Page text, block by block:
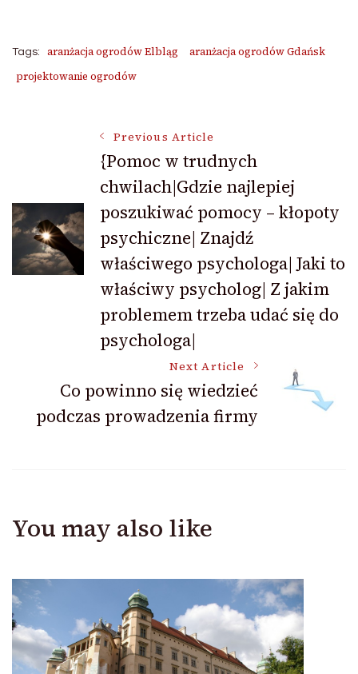
Tags: aranżacja ogrodów Elbląg
aranżacja ogrodów Gdańsk
projektowanie ogrodów
Navigation
Previous Article
{Pomoc w trudnych
chwilach|Gdzie najlepiej
poszukiwać pomocy – kłopoty
psychiczne| Znajdź
właściwego psychologa| Jaki to
właściwy psycholog| Z jakim
problemem trzeba udać się do
psychologa|
Next Article
Co powinno się wiedzieć
podczas prowadzenia firmy
You may also like